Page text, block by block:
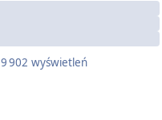
9 902 wyświetleń